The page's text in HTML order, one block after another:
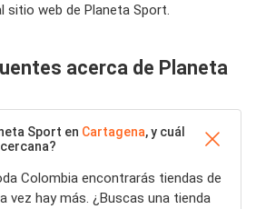
sitio web de Planeta Sport.
acerca de Planeta
Sport en Cartagena, y cuál
Colombia encontrarás tiendas de
vez hay más. ¿Buscas una tienda